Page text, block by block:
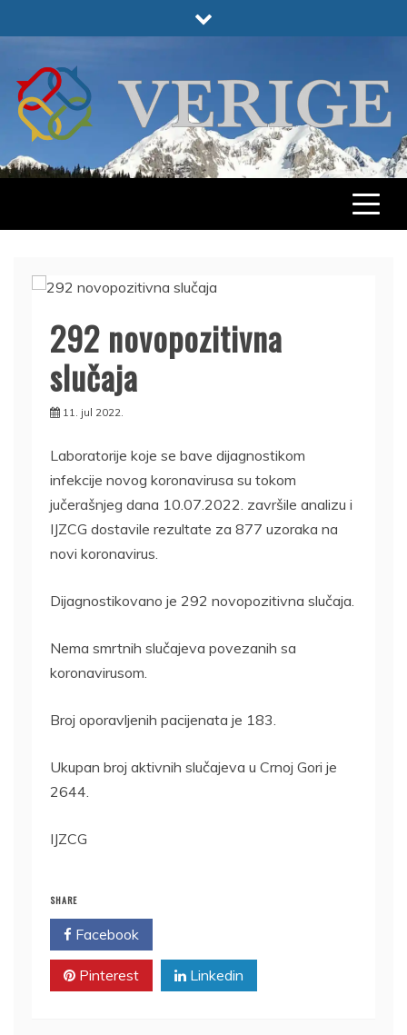
to
VERIGE
ODABRANO
292 novopozitivna
slučaja
11. jul 2022.
Laboratorije koje se bave dijagnostikom
infekcije novog koronavirusa su tokom
jučerašnjeg dana 10.07.2022. završile analizu i
IJZCG dostavile rezultate za 877 uzoraka na
novi koronavirus.
Dijagnostikovano je 292 novopozitivna slučaja.
Nema smrtnih slučajeva povezanih sa
koronavirusom.
Broj oporavljenih pacijenata je 183.
Ukupan broj aktivnih slučajeva u Crnoj Gori je
2644.
IJZCG
SHARE
Facebook
Pinterest Linkedin